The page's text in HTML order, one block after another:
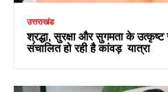
उत्तराखंड
श्रद्धा, सुरक्षा और सुगमता के
संचालित हो रही है कांवड़ यात्रा